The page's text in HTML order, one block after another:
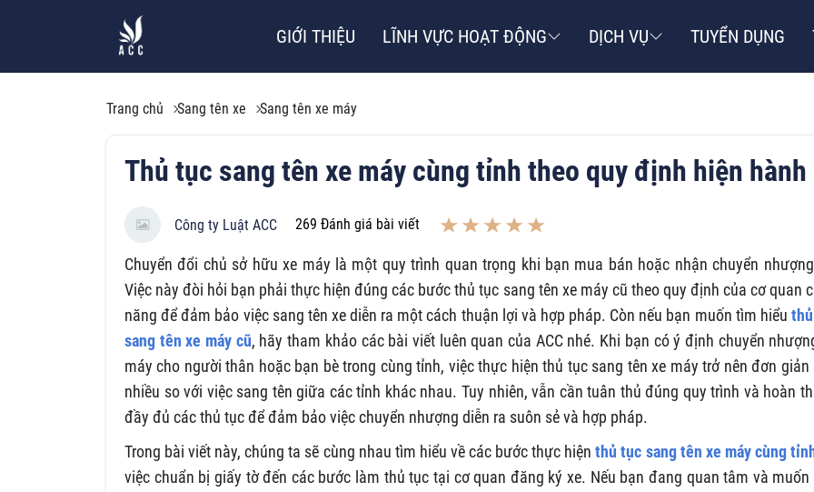
GIỚI THIỆU LĨNH VỰC HOẠT ĐỘNG DỊCH VỤ TUYỂN DỤNG
Trang chủ Sang tên xe Sang tên xe máy
Thủ tục sang tên xe máy cùng tỉnh theo quy định hiện hành
Công ty Luật ACC 269 Đánh giá bài viết
Chuyển đổi chủ sở hữu xe máy là một quy trình quan trọng khi bạn mua bán hoặc nhận chuyển
Việc này đòi hỏi bạn phải thực hiện đúng các bước thủ tục sang tên xe máy cũ theo quy định của cơ quan
năng để đảm bảo việc sang tên xe diễn ra một cách thuận lợi và hợp pháp. Còn nếu bạn muốn tìm hiểu
sang tên xe máy cũ, hãy tham khảo các bài viết luên quan của ACC nhé. Khi bạn có ý định chuyển
máy cho người thân hoặc bạn bè trong cùng tỉnh, việc thực hiện thủ tục sang tên xe máy trở nên đơn giản
nhiều so với việc sang tên giữa các tỉnh khác nhau. Tuy nhiên, vẫn cần tuân thủ đúng quy trình và hoàn
đầy đủ các thủ tục để đảm bảo việc chuyển nhượng diễn ra suôn sẻ và hợp pháp.
Trong bài viết này, chúng ta sẽ cùng nhau tìm hiểu về các bước thực hiệnthủ tục sang tên xe máy cùng
việc chuẩn bị giấy tờ đến các bước làm thủ tục tại cơ quan đăng ký xe. Nếu bạn đang quan tâm và muốn